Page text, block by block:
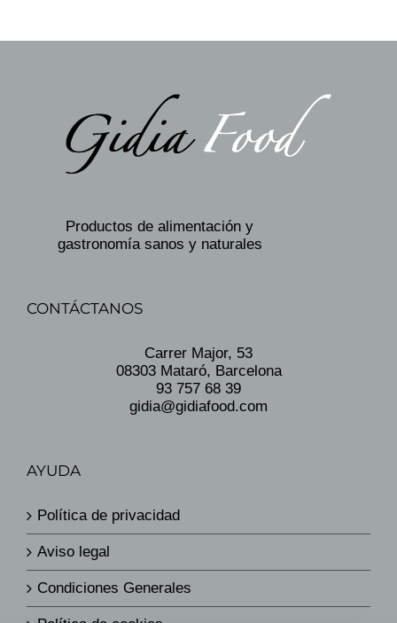
Productos de alimentación y
gastronomía sanos y naturales
CONTÁCTANOS
Carrer Major, 53
08303 Mataró, Barcelona
93 757 68 39
gidia@gidiafood.com
AYUDA
Política de privacidad
Aviso legal
Condiciones Generales